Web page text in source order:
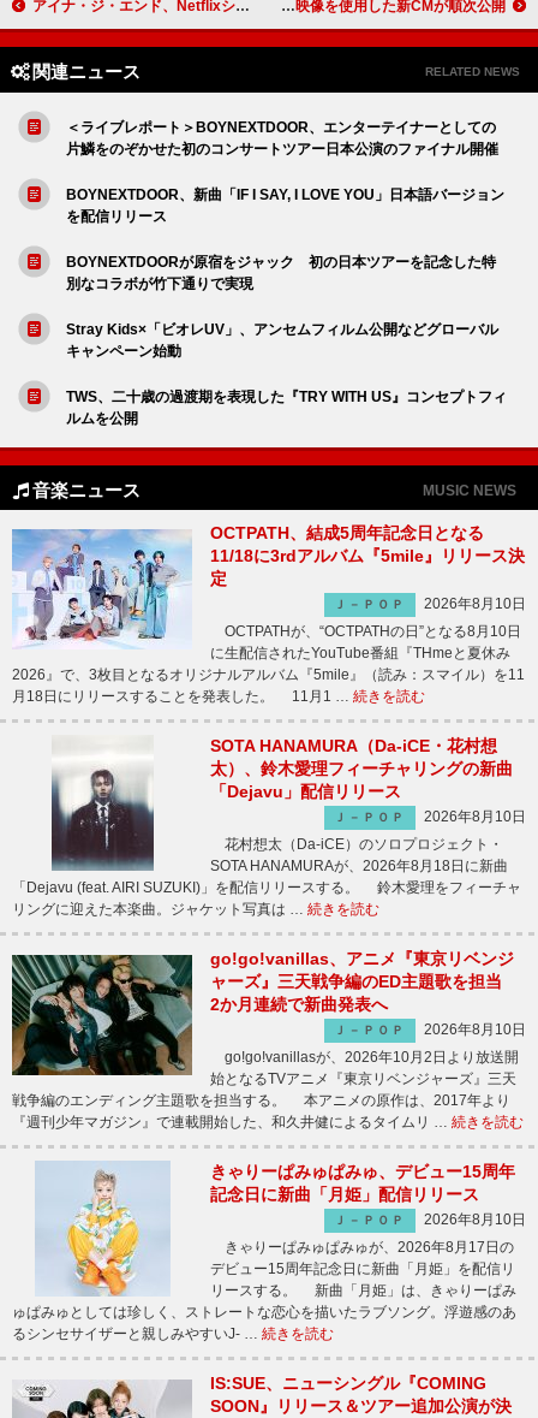
アイナ・ジ・エンド、Netflixシリーズ『ムーンライズ』主題歌のアニメMV公開 YOASOBI×『Samsung Galaxy S25 Ultra』コラボ、シンガポール公演映像を使用した新CMが順次公開
関連ニュース RELATED NEWS
＜ライブレポート＞BOYNEXTDOOR、エンターテイナーとしての
片鱗をのぞかせた初のコンサートツアー日本公演のファイナル開催
BOYNEXTDOOR、新曲「IF I SAY, I LOVE YOU」日本語バージョン
を配信リリース
BOYNEXTDOORが原宿をジャック 初の日本ツアーを記念した特
別なコラボが竹下通りで実現
Stray Kids×「ビオレUV」、アンセムフィルム公開などグローバル
キャンペーン始動
TWS、二十歳の過渡期を表現した『TRY WITH US』コンセプトフィ
ルムを公開
音楽ニュース MUSIC NEWS
OCTPATH、結成5周年記念日となる
11/18に3rdアルバム『5mile』リリース決
定
Ｊ－ＰＯＰ
2026年8月10日
OCTPATHが、“OCTPATHの日”となる8月10日
に生配信されたYouTube番組『THmeと夏休み
2026』で、3枚目となるオリジナルアルバム『5mile』（読み：スマイル）を11
月18日にリリースすることを発表した。 11月1 … 続きを読む
SOTA HANAMURA（Da-iCE・花村想
太）、鈴木愛理フィーチャリングの新曲
「Dejavu」配信リリース
Ｊ－ＰＯＰ
2026年8月10日
花村想太（Da-iCE）のソロプロジェクト・
SOTA HANAMURAが、2026年8月18日に新曲
「Dejavu (feat. AIRI SUZUKI)」を配信リリースする。 鈴木愛理をフィーチャ
リングに迎えた本楽曲。ジャケット写真は … 続きを読む
go!go!vanillas、アニメ『東京リベンジ
ャーズ』三天戦争編のED主題歌を担当
2か月連続で新曲発表へ
Ｊ－ＰＯＰ
2026年8月10日
go!go!vanillasが、2026年10月2日より放送開
始となるTVアニメ『東京リベンジャーズ』三天
戦争編のエンディング主題歌を担当する。 本アニメの原作は、2017年より
『週刊少年マガジン』で連載開始した、和久井健によるタイムリ … 続きを読む
きゃりーぱみゅぱみゅ、デビュー15周年
記念日に新曲「月姫」配信リリース
Ｊ－ＰＯＰ
2026年8月10日
きゃりーぱみゅぱみゅが、2026年8月17日の
デビュー15周年記念日に新曲「月姫」を配信リ
リースする。 新曲「月姫」は、きゃりーぱみ
ゅぱみゅとしては珍しく、ストレートな恋心を描いたラブソング。浮遊感のあ
るシンセサイザーと親しみやすいJ- … 続きを読む
IS:SUE、ニューシングル『COMING
SOON』リリース＆ツアー追加公演が決